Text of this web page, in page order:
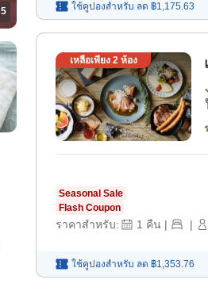
5 ใช้คูปองสำหรับ ลด ฿1,175.63
เหลือเพียง 2ห้อง
Seasonal Sale
Flash Coupon
ราคาสำหรับ: 1 คืน | |
ใช้คูปองสำหรับ ลด ฿1,353.76